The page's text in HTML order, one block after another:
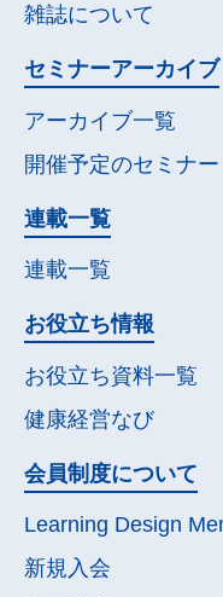
雑誌について
セミナーアーカイブ
アーカイブ一覧
開催予定のセミナー
連載一覧
連載一覧
お役立ち情報
お役立ち資料一覧
健康経営なび
会員制度について
Learning Design
新規入会